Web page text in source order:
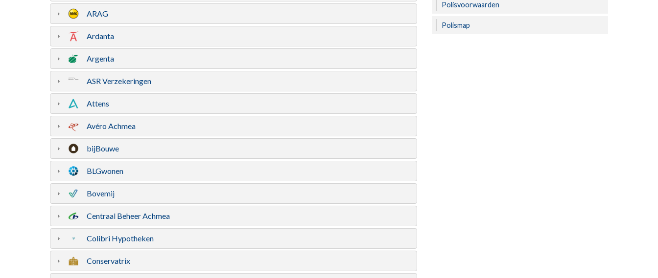
ARAG
Ardanta
Argenta
ASR Verzekeringen
Attens
Avéro Achmea
bijBouwe
BLGwonen
Bovemij
Centraal Beheer Achmea
Colibri Hypotheken
Conservatrix
Polisvoorwaarden
Polismap